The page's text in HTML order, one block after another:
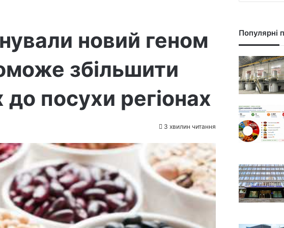
новий геном
збільшити
посухи регіонах
3 хвилин читання
Популярні